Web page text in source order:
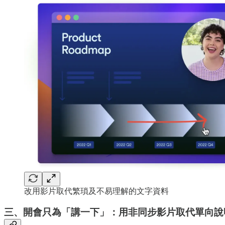
改用影片取代繁瑣及不易理解的文字資料
三、開會只為「講一下」：用非同步影片取代單向